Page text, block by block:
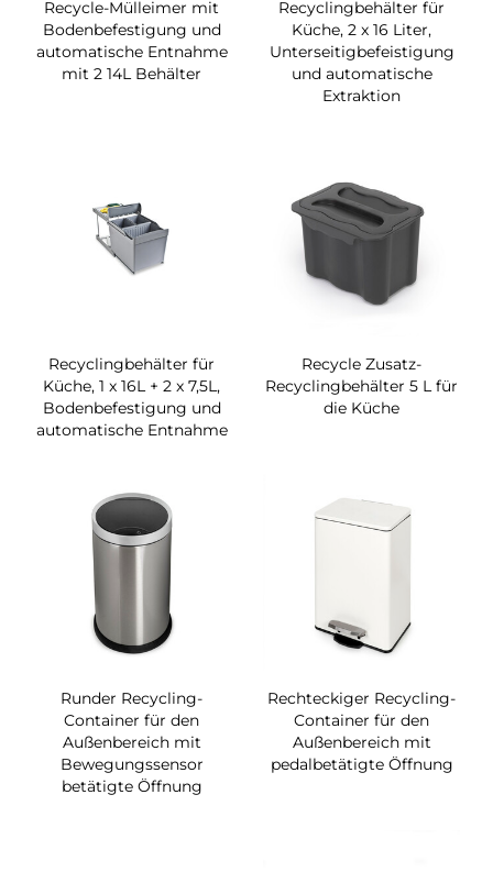
Recycle-Mülleimer mit
Bodenbefestigung und
automatische Entnahme
mit 2 14L Behälter
Recyclingbehälter für
Küche, 2 x 16 Liter,
Unterseitigbefeistigung
und automatische
Extraktion
Recyclingbehälter für
Küche, 1 x 16L + 2 x 7,5L,
Bodenbefestigung und
automatische Entnahme
Recycle Zusatz-
Recyclingbehälter 5 L für
die Küche
Runder Recycling-
Container für den
Außenbereich mit
Bewegungssensor
betätigte Öffnung
Rechteckiger Recycling-
Container für den
Außenbereich mit
pedalbetätigte Öffnung